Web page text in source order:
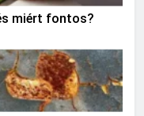
miért fontos?